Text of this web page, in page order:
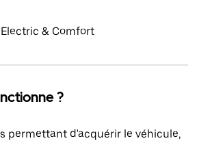
& Comfort
?
permettant d'acquérir le véhicule,